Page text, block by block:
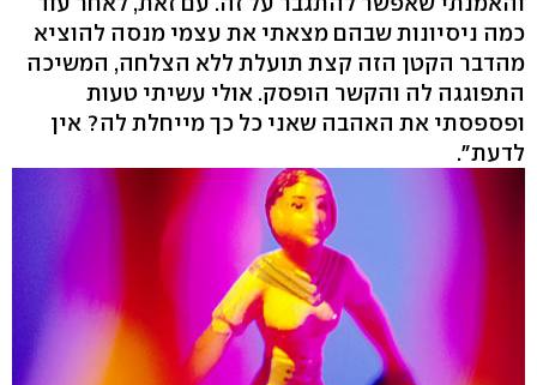
כמה ניסיונות שבהם מצאתי את עצמי מנסה להוציא
מהדבר הקטן הזה קצת תועלת ללא הצלחה, המשיכה
התפוגגה לה והקשר הופסק. אולי עשיתי טעות
ופספסתי את האהבה שאני כל כך מייחלת לה? אין
לדעת".